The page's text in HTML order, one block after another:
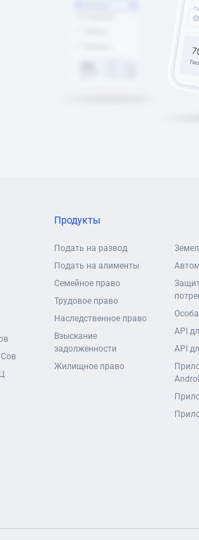
Продукты
Подать на развод
Подать на алименты
Семейное право
Трудовое право
Наследственное право
Взыскание
задолженности
Жилищное право
API
API